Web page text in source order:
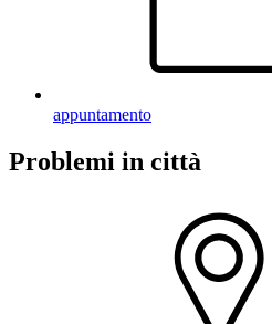
appuntamento
Problemi in città